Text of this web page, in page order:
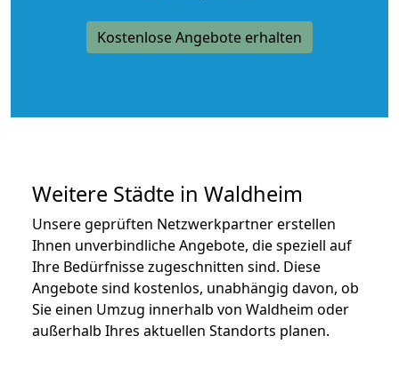
Kostenlose Angebote erhalten
Weitere Städte in Waldheim
Unsere geprüften Netzwerkpartner erstellen
Ihnen unverbindliche Angebote, die speziell auf
Ihre Bedürfnisse zugeschnitten sind. Diese
Angebote sind kostenlos, unabhängig davon, ob
Sie einen Umzug innerhalb von Waldheim oder
außerhalb Ihres aktuellen Standorts planen.